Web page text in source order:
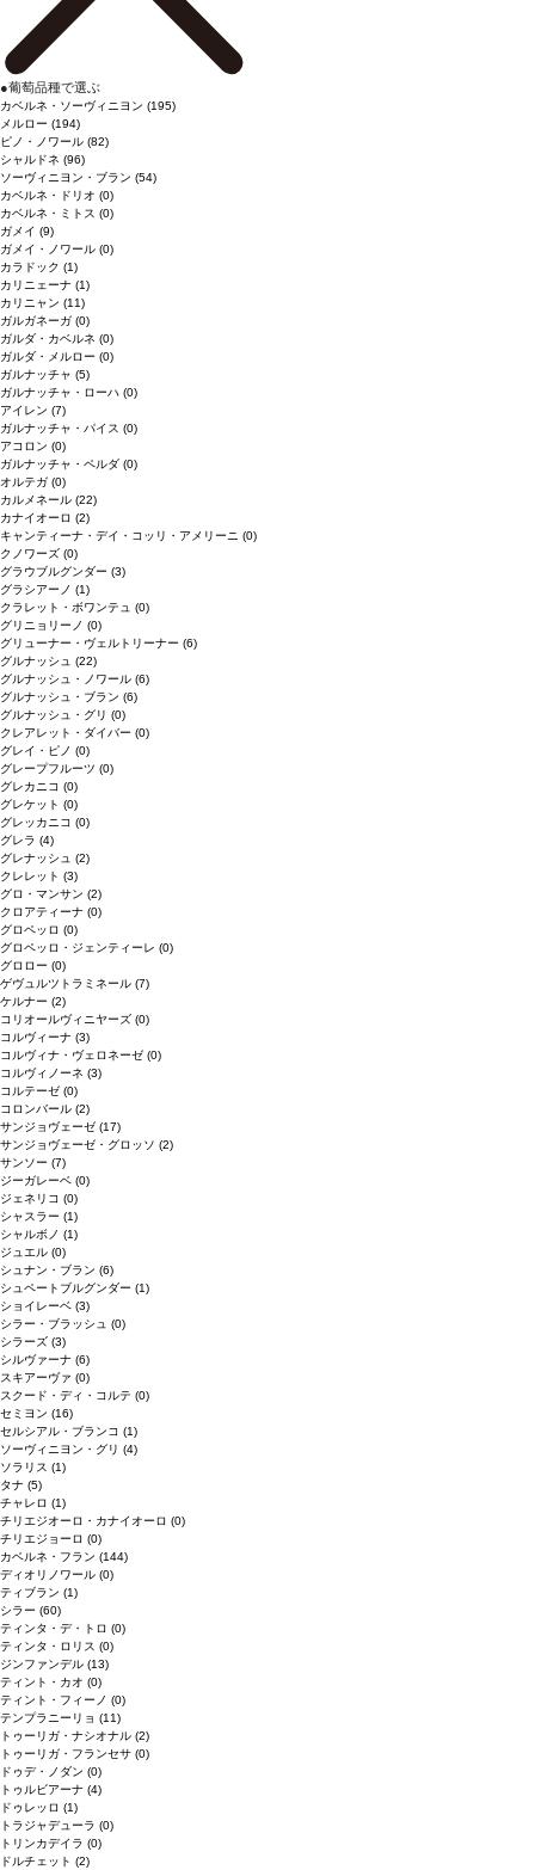
●葡萄品種で選ぶ
カベルネ・ソーヴィニヨン (195)
メルロー (194)
ピノ・ノワール (82)
シャルドネ (96)
ソーヴィニヨン・ブラン (54)
カベルネ・ドリオ (0)
カベルネ・ミトス (0)
ガメイ (9)
ガメイ・ノワール (0)
カラドック (1)
カリニェーナ (1)
カリニャン (11)
ガルガネーガ (0)
ガルダ・カベルネ (0)
ガルダ・メルロー (0)
ガルナッチャ (5)
ガルナッチャ・ローハ (0)
アイレン (7)
ガルナッチャ・パイス (0)
アコロン (0)
ガルナッチャ・ペルダ (0)
オルテガ (0)
カルメネール (22)
カナイオーロ (2)
キャンティーナ・デイ・コッリ・アメリーニ (0)
クノワーズ (0)
グラウブルグンダー (3)
グラシアーノ (1)
クラレット・ボワンテュ (0)
グリニョリーノ (0)
グリューナー・ヴェルトリーナー (6)
グルナッシュ (22)
グルナッシュ・ノワール (6)
グルナッシュ・ブラン (6)
グルナッシュ・グリ (0)
クレアレット・ダイバー (0)
グレイ・ピノ (0)
グレープフルーツ (0)
グレカニコ (0)
グレケット (0)
グレッカニコ (0)
グレラ (4)
グレナッシュ (2)
クレレット (3)
グロ・マンサン (2)
クロアティーナ (0)
グロペッロ (0)
グロペッロ・ジェンティーレ (0)
グロロー (0)
ゲヴュルツトラミネール (7)
ケルナー (2)
コリオールヴィニヤーズ (0)
コルヴィーナ (3)
コルヴィナ・ヴェロネーゼ (0)
コルヴィノーネ (3)
コルテーゼ (0)
コロンバール (2)
サンジョヴェーゼ (17)
サンジョヴェーゼ・グロッソ (2)
サンソー (7)
ジーガレーベ (0)
ジェネリコ (0)
シャスラー (1)
シャルボノ (1)
ジュエル (0)
シュナン・ブラン (6)
シュペートブルグンダー (1)
ショイレーベ (3)
シラー・ブラッシュ (0)
シラーズ (3)
シルヴァーナ (6)
スキアーヴァ (0)
スクード・ディ・コルテ (0)
セミヨン (16)
セルシアル・ブランコ (1)
ソーヴィニヨン・グリ (4)
ソラリス (1)
タナ (5)
チャレロ (1)
チリエジオーロ・カナイオーロ (0)
チリエジョーロ (0)
カベルネ・フラン (144)
ディオリノワール (0)
ティブラン (1)
シラー (60)
ティンタ・デ・トロ (0)
ティンタ・ロリス (0)
ジンファンデル (13)
ティント・カオ (0)
ティント・フィーノ (0)
テンプラニーリョ (11)
トゥーリガ・ナシオナル (2)
トゥーリガ・フランセサ (0)
ドゥデ・ノダン (0)
トゥルビアーナ (4)
ドゥレッロ (1)
トラジャデューラ (0)
トリンカデイラ (0)
ドルチェット (2)